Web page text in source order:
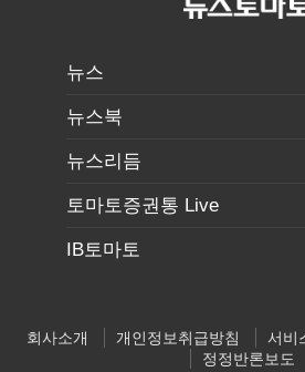
뉴스
뉴스북
뉴스리듬
토마토증권통 Live
IB토마토
회사소개 개인정보취급방침 서비
정정반론보도